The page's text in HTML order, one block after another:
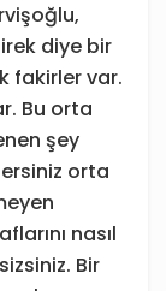
diye bir
fakirler var.
Bu orta
şey
orta
nasıl
Bir